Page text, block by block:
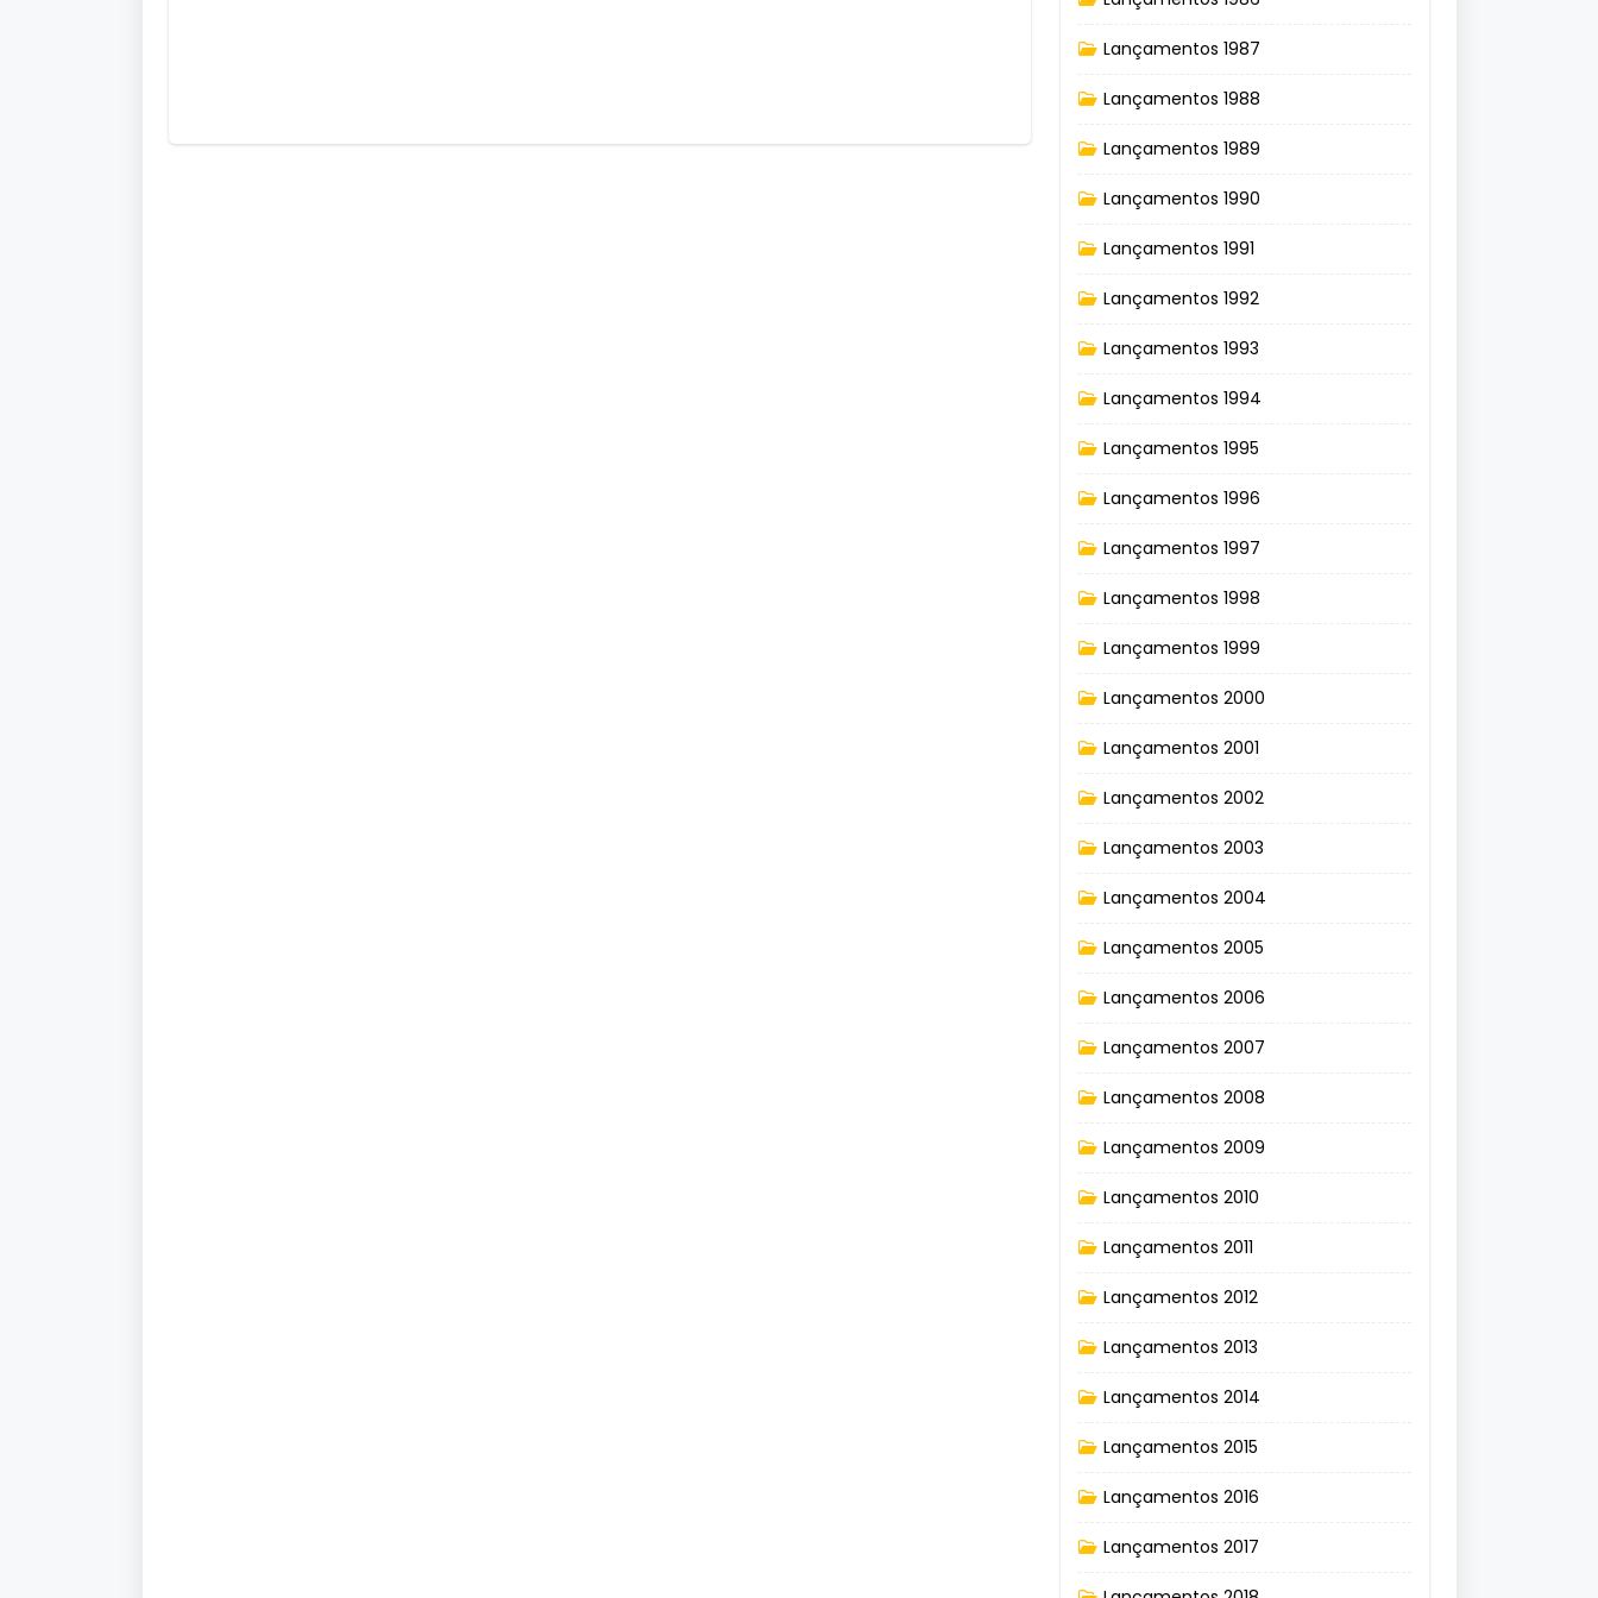
Lançamentos 1987
Lançamentos 1988
Lançamentos 1989
Lançamentos 1990
Lançamentos 1991
Lançamentos 1992
Lançamentos 1993
Lançamentos 1994
Lançamentos 1995
Lançamentos 1996
Lançamentos 1997
Lançamentos 1998
Lançamentos 1999
Lançamentos 2000
Lançamentos 2001
Lançamentos 2002
Lançamentos 2003
Lançamentos 2004
Lançamentos 2005
Lançamentos 2006
Lançamentos 2007
Lançamentos 2008
Lançamentos 2009
Lançamentos 2010
Lançamentos 2011
Lançamentos 2012
Lançamentos 2013
Lançamentos 2014
Lançamentos 2015
Lançamentos 2016
Lançamentos 2017